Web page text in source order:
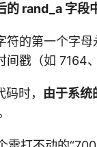
rand_a 字段
的第一个字
戳（如 7164
时， 由于系统